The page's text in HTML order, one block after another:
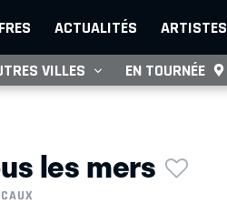
ACTUALITÉS ARTISTES
VILLES EN TOURNÉE
les mers